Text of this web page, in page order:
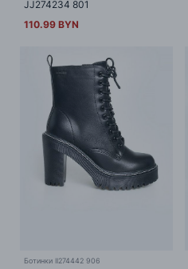
JJ274234 801
110.99 BYN
Ботинки II274442 906